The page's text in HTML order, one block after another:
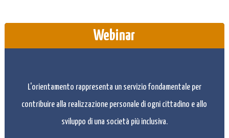
Webinar
L'orientamento rappresenta un servizio fondamentale per
contribuire alla realizzazione personale di ogni cittadino e allo
sviluppo di una società più inclusiva.